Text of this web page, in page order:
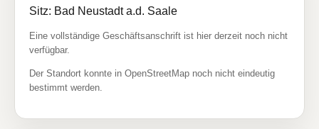
Sitz: Bad Neustadt a.d. Saale
Eine vollständige Geschäftsanschrift ist hier derzeit noch nicht
verfügbar.
Der Standort konnte in OpenStreetMap noch nicht eindeutig
bestimmt werden.